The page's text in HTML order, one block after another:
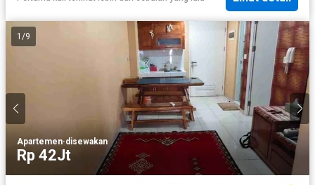
1 /9
Apartemen·disewakan
Rp 42Jt